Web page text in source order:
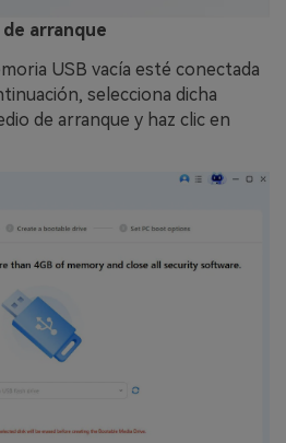
de arranque
USB vacía esté conectada
selecciona dicha
de arranque y haz clic en